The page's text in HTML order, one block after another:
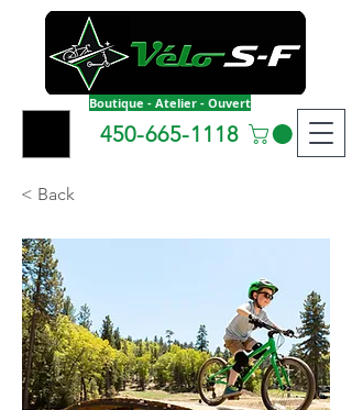
Boutique - Atelier - Ouvert
450-665-1118
< Back